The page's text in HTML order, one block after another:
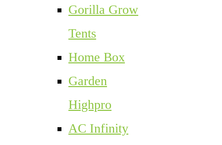
Gorilla Grow
Tents
Home Box
Garden
Highpro
AC Infinity